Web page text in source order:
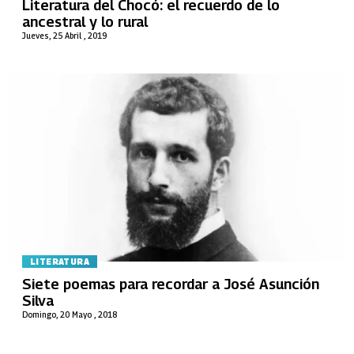
Jueves, 25 Abril , 2019
Literatura del Chocó: el recuerdo de lo
ancestral y lo rural
LITERATURA
Domingo, 20 Mayo , 2018
Siete poemas para recordar a José Asunción
Silva